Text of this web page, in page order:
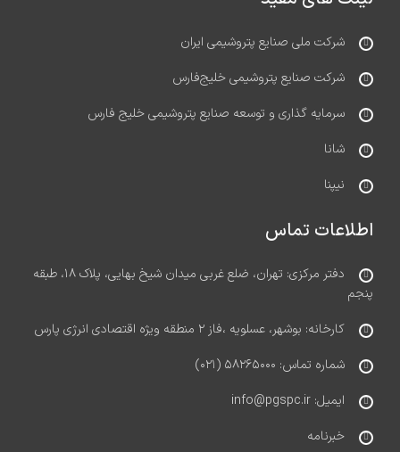
شرکت ملی صنایع پتروشیمی ایران
شرکت صنایع پتروشیمی خلیج‌فارس
سرمایه گذاری و توسعه صنایع پتروشیمی خلیج فارس
شانا
نیپنا
اطلاعات تماس
دفتر مرکزی: تهران، ضلع غربی میدان شیخ بهایی، پلاک ۱۸، طبقه
پنجم
کارخانه: بوشهر، عسلویه ،فاز ۲ منطقه ویژه اقتصادی انرژی پارس
شماره تماس: ۵۸۲۶۵۰۰۰ (۰۲۱)
ایمیل: info@pgspc.ir
خبرنامه